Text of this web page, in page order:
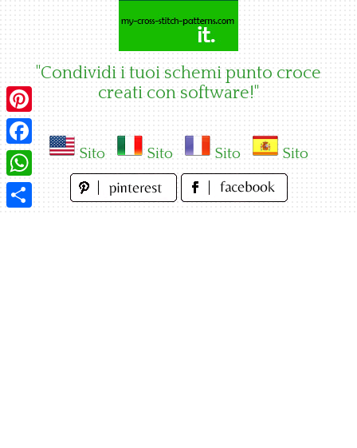
"Condividi i tuoi schemi punto croce
creati con software!"
Sito Sito Sito Sito
Pinterest
Facebook
WhatsApp